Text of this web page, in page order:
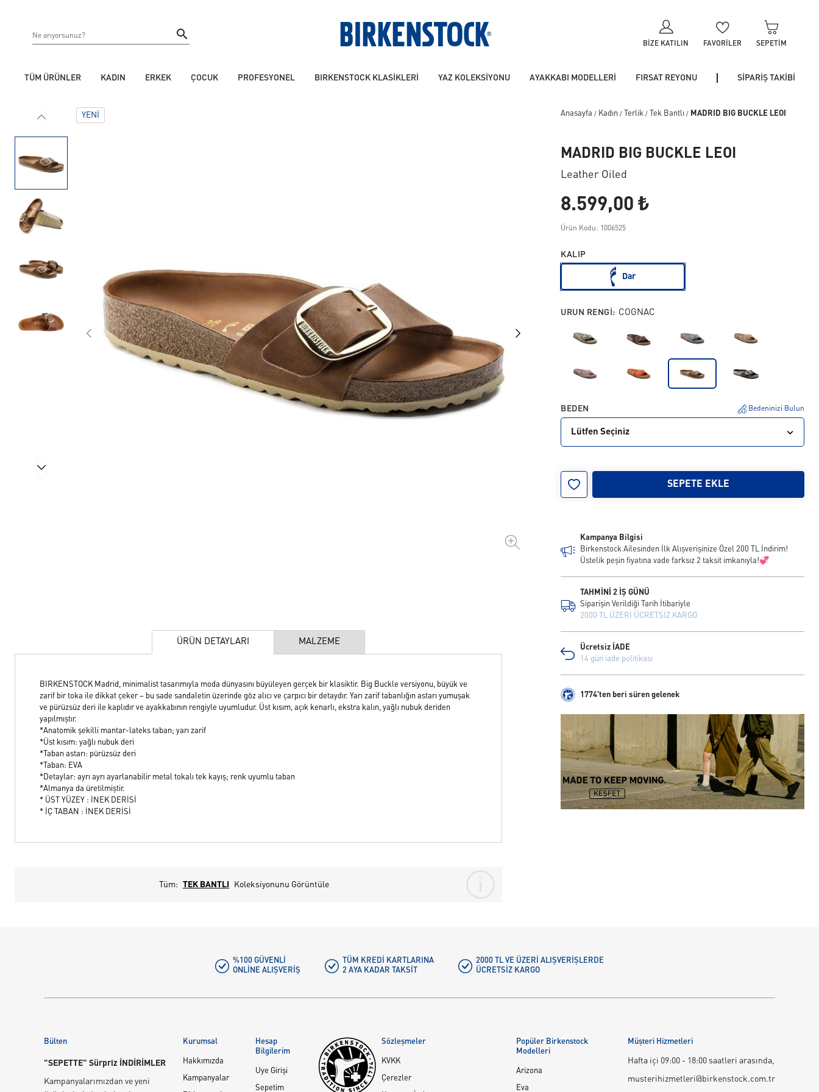
BIZE KATILIN FAVORILER SEPETIM
TÜM ÜRÜNLER KADIN ERKEK ÇOCUK PROFESYONEL BIRKENSTOCK KLASİKLERİ YAZ KOLEKSİYONU AYAKKABI MODELLERİ FIRSAT REYONU SİPARİŞ TAKİBİ
YENI
ÜRÜN DETAYLARI MALZEME
BIRKENSTOCK Madrid, minimalist tasarımıyla moda dünyasını büyüleyen gerçek bir klasiktir. Big Buckle versiyonu, büyük ve
zarif bir toka ile dikkat çeker – bu sade sandaletin üzerinde göz alıcı ve çarpıcı bir detaydır. Yarı zarif tabanlığın astarı yumuşak
ve pürüzsüz deri ile kaplıdır ve ayakkabının rengiyle uyumludur. Üst kısım, açık kenarlı, ekstra kalın, yağlı nubuk deriden
yapılmıştır.
*Anatomik şekilli mantar-lateks taban; yarı zarif
*Üst kısım: yağlı nubuk deri
*Taban astarı: pürüzsüz deri
*Taban: EVA
*Detaylar: ayrı ayrı ayarlanabilir metal tokalı tek kayış; renk uyumlu taban
*Almanya da üretilmiştir.
* ÜST YÜZEY : İNEK DERİSİ
* İÇ TABAN : İNEK DERİSİ
Tüm: TEK BANTLI Koleksiyonunu Görüntüle
Anasayfa / Kadın / Terlik / Tek Bantlı / MADRID BIG BUCKLE LEOI
MADRID BIG BUCKLE LEOI
Leather Oiled
8.599,00 ₺
Ürün Kodu: 1006525
KALIP
Dar
URUN RENGI: COGNAC
BEDEN Bedeninizi Bulun
Lütfen Seçiniz
SEPETE EKLE
Kampanya Bilgisi
Birkenstock Ailesinden İlk Alışverişinize Özel 200 TL İndirim!
Üstelik peşin fiyatına vade farksız 2 taksit imkanıyla!💞
TAHMİNİ 2 İŞ GÜNÜ
Siparişin Verildiği Tarih İtibariyle
2000 TL ÜZERİ ÜCRETSİZ KARGO
Ücretsiz İADE
14 gün iade politikası
1774'ten beri süren gelenek
%100 GÜVENLI
ONLINE ALIŞVERIŞ
TÜM KREDI KARTLARINA
2 AYA KADAR TAKSIT
2000 TL VE ÜZERİ ALIŞVERİŞLERDE
ÜCRETSIZ KARGO
Bülten
"SEPETTE" Sürpriz İNDİRİMLER
Kampanyalarımızdan ve yeni
Kurumsal
Hakkımızda
Kampanyalar
Hesap
Bilgilerim
Üye Girişi
Sepetim
Sözleşmeler
KVKK
Çerezler
Popüler Birkenstock
Modelleri
Arizona
Eva
Müşteri Hizmetleri
Hafta içi 09:00 - 18:00 saatleri arasında,
musterihizmetleri@birkenstock.com.tr